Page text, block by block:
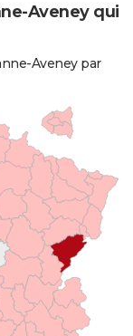
Aveney qui
Aveney par